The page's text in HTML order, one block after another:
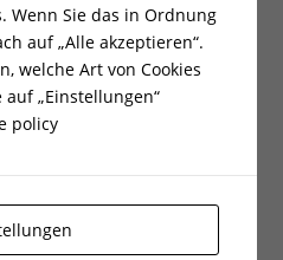
kg
Wenn Sie das in Ordnung
auf „Alle akzeptieren“.
welche Art von Cookies
„Einstellungen“
policy